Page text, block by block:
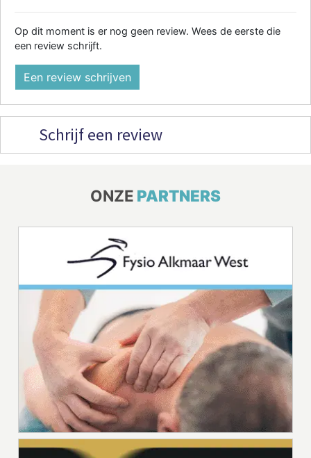
Op dit moment is er nog geen review. Wees de eerste die
een review schrijft.
Een review schrijven
Schrijf een review
ONZE PARTNERS